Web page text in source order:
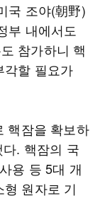
국 조야(朝野)
부 내에서도
참가하니 핵
각할 필요가
핵잠을 확보하
다. 핵잠의 국
용 등 5대 개
원자로 기